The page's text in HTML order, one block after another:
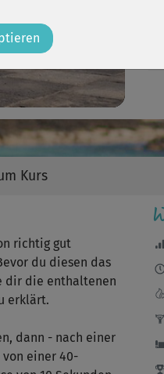
Kurs
richtig gut
du diesen das
dir die enthaltenen
erklärt.
dann - nach einer
von einer 40-